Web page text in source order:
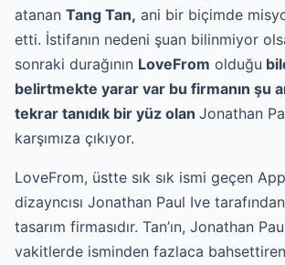
atanan Tang Tan, ani bir biçimde
etti. İstifanın nedeni şuan bilinmiyor
sonraki durağının LoveFrom olduğu
belirtmekte yarar var bu firmanın şu
tekrar tanıdık bir yüz olan Jonathan
karşımıza çıkıyor.
LoveFrom, üstte sık sık ismi geçen
dizayncısı Jonathan Paul Ive
tasarım firmasıdır. Tan’ın, Jonathan
vakitlerde isminden fazlaca